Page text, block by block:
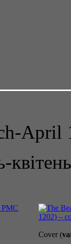
April
Cover (